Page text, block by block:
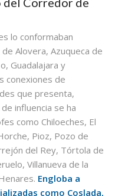
lo conformaban
Alovera, Azuqueca de
Guadalajara y
conexiones de
que presenta,
influencia se ha
como Chiloeches, El
Pioz, Pozo de
del Rey, Tórtola de
Villanueva de la
Engloba a
como Coslada,